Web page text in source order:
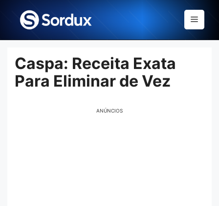
content
Menu
Caspa: Receita Exata
Para Eliminar de Vez
ANÚNCIOS